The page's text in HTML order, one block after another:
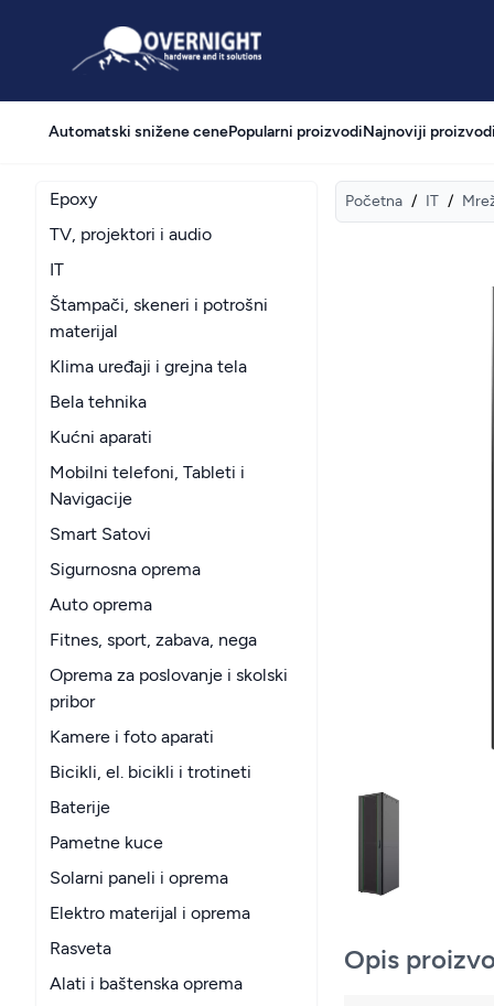
Overnight
Automatski snižene cenePopularni proizvodiNajnoviji proizvodi
Epoxy
TV, projektori i audio
IT
Štampači, skeneri i potrošni
materijal
Klima uređaji i grejna tela
Bela tehnika
Kućni aparati
Mobilni telefoni, Tableti i
Navigacije
Smart Satovi
Sigurnosna oprema
Auto oprema
Fitnes, sport, zabava, nega
Oprema za poslovanje i skolski
pribor
Kamere i foto aparati
Bicikli, el. bicikli i trotineti
Baterije
Pametne kuce
Solarni paneli i oprema
Elektro materijal i oprema
Rasveta
Alati i baštenska oprema
Početna / IT /
Opis